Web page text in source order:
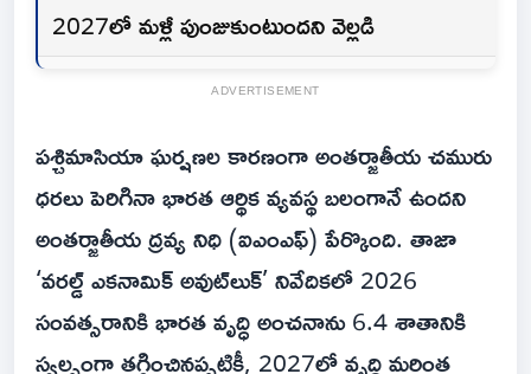
2027లో మళ్లీ పుంజుకుంటుందని వెల్లడి
ADVERTISEMENT
పశ్చిమాసియా ఘర్షణల కారణంగా అంతర్జాతీయ చమురు
ధరలు పెరిగినా భారత ఆర్థిక వ్యవస్థ బలంగానే ఉందని
అంతర్జాతీయ ద్రవ్య నిధి (ఐఎంఎఫ్‌) పేర్కొంది. తాజా
‘వరల్డ్ ఎకనామిక్ అవుట్‌లుక్’ నివేదికలో 2026
సంవత్సరానికి భారత వృద్ధి అంచనాను 6.4 శాతానికి
స్వల్పంగా తగ్గించినప్పటికీ, 2027లో వృద్ధి మరింత